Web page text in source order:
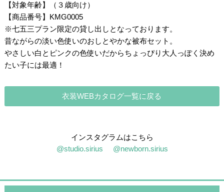
【対象年齢】（３歳向け）
【商品番号】KMG0005
※七五三プラン限定の貸し出しとなっております。
昔ながらの淡い色使いのおしとやかな被布セット。
やさしい白とピンクの色使いだからちょっぴり大人っぽく決め
たい子には最適！
衣装WEBカタログ一覧に戻る
インスタグラムはこちら
@studio.sirius
@newborn.sirius